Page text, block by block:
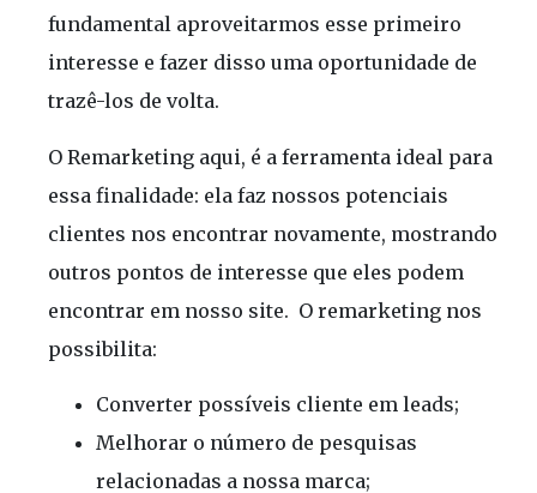
fundamental aproveitarmos esse primeiro
interesse e fazer disso uma oportunidade de
trazê-los de volta.
O Remarketing aqui, é a ferramenta ideal para
essa finalidade: ela faz nossos potenciais
clientes nos encontrar novamente, mostrando
outros pontos de interesse que eles podem
encontrar em nosso site. O remarketing nos
possibilita:
Converter possíveis cliente em leads;
Melhorar o número de pesquisas
relacionadas a nossa marca;